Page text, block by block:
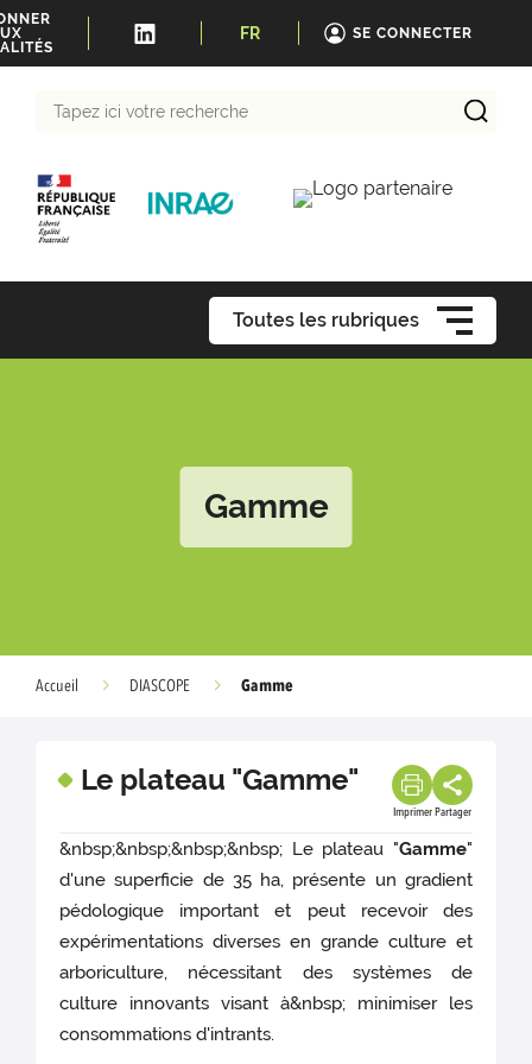
FR SE CONNECTER
Toutes les rubriques
Gamme
Accueil DIASCOPE Gamme
Le plateau "Gamme"
Imprimer Partager
&nbsp;&nbsp;&nbsp;&nbsp; Le plateau "Gamme"
d'une superficie de 35 ha, présente un gradient
pédologique important et peut recevoir des
expérimentations diverses en grande culture et
arboriculture, nécessitant des systèmes de
culture innovants visant à&nbsp; minimiser les
consommations d'intrants.